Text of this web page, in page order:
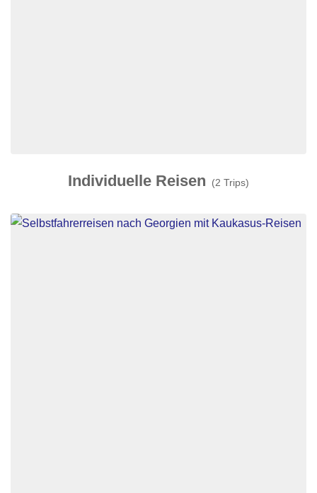
Individuelle Reisen (2 Trips)